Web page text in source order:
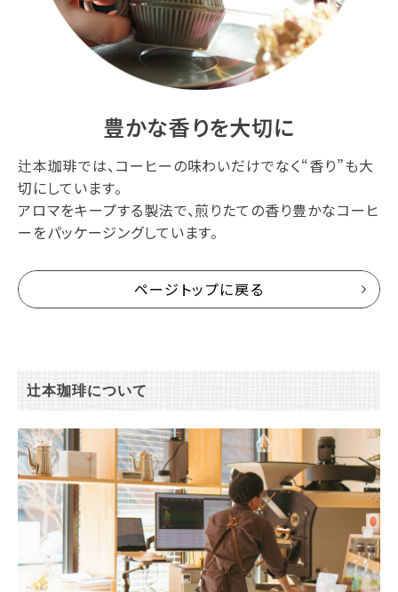
豊かな香りを大切に
辻本珈琲では、コーヒーの味わいだけでなく“香り”も大
切にしています。
アロマをキープする製法で、煎りたての香り豊かなコーヒ
ーをパッケージングしています。
ページトップに戻る
辻本珈琲について